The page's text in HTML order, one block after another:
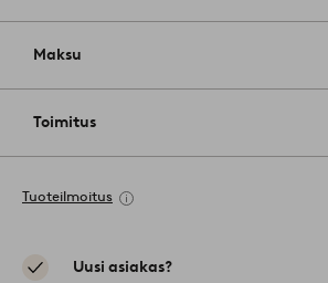
Maksu
Toimitus
Tuoteilmoitus
Uusi asiakas?